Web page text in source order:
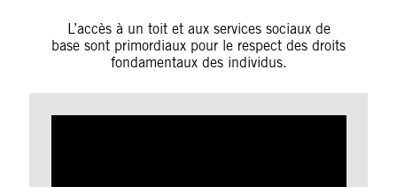
L’accès à un toit et aux services sociaux de
base sont primordiaux pour le respect des droits
fondamentaux des individus.